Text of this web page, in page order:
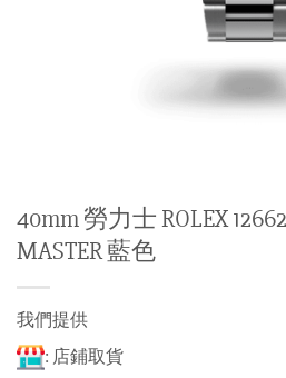
40mm 勞力士 ROLEX
MASTER 藍色
我們提供
: 店鋪取貨